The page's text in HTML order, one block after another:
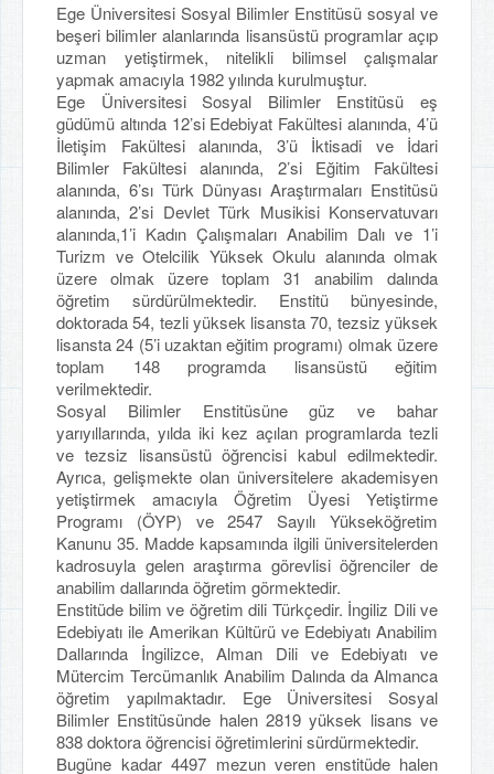
Ege Üniversitesi Sosyal Bilimler Enstitüsü sosyal ve
beşeri bilimler alanlarında lisansüstü programlar açıp
uzman yetiştirmek, nitelikli bilimsel çalışmalar
yapmak amacıyla 1982 yılında kurulmuştur.
Ege Üniversitesi Sosyal Bilimler Enstitüsü eş
güdümü altında 12’si Edebiyat Fakültesi alanında, 4’ü
İletişim Fakültesi alanında, 3’ü İktisadi ve İdari
Bilimler Fakültesi alanında, 2’si Eğitim Fakültesi
alanında, 6’sı Türk Dünyası Araştırmaları Enstitüsü
alanında, 2’si Devlet Türk Musikisi Konservatuvarı
alanında,1’i Kadın Çalışmaları Anabilim Dalı ve 1’i
Turizm ve Otelcilik Yüksek Okulu alanında olmak
üzere olmak üzere toplam 31 anabilim dalında
öğretim sürdürülmektedir. Enstitü bünyesinde,
doktorada 54, tezli yüksek lisansta 70, tezsiz yüksek
lisansta 24 (5’i uzaktan eğitim programı) olmak üzere
toplam 148 programda lisansüstü eğitim
verilmektedir.
Sosyal Bilimler Enstitüsüne güz ve bahar
yarıyıllarında, yılda iki kez açılan programlarda tezli
ve tezsiz lisansüstü öğrencisi kabul edilmektedir.
Ayrıca, gelişmekte olan üniversitelere akademisyen
yetiştirmek amacıyla Öğretim Üyesi Yetiştirme
Programı (ÖYP) ve 2547 Sayılı Yükseköğretim
Kanunu 35. Madde kapsamında ilgili üniversitelerden
kadrosuyla gelen araştırma görevlisi öğrenciler de
anabilim dallarında öğretim görmektedir.
Enstitüde bilim ve öğretim dili Türkçedir. İngiliz Dili ve
Edebiyatı ile Amerikan Kültürü ve Edebiyatı Anabilim
Dallarında İngilizce, Alman Dili ve Edebiyatı ve
Mütercim Tercümanlık Anabilim Dalında da Almanca
öğretim yapılmaktadır. Ege Üniversitesi Sosyal
Bilimler Enstitüsünde halen 2819 yüksek lisans ve
838 doktora öğrencisi öğretimlerini sürdürmektedir.
Bugüne kadar 4497 mezun veren enstitüde halen